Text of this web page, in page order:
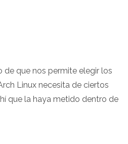
de que nos permite elegir los
Linux necesita de ciertos
que la haya metido dentro de